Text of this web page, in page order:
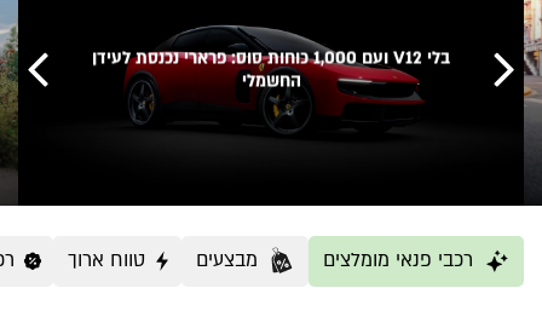
בלי V12 ועם 1,000 כוחות סוס: פרארי נכנסת לעידן
החשמלי
רכבי פנאי מומלצים מבצעים טווח ארוך